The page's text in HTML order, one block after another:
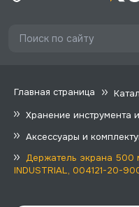
Главная страница
Хранение инструмента
Аксессуары и
Держатель экрана 500
INDUSTRIAL, 004121-20-